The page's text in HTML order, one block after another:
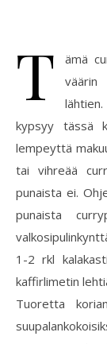
T
ämä
väärin
kypsyy tässä
lempeyttä
tai vihreää
punaista ei.
punaista
1-2 rkl
kaffirlimetin
Tuoretta